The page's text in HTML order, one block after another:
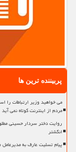
پربیننده ترین ها
می خواهید وزیر ارتباطات را
مردم از اینترنت کوتاه نمی آید
روایت دختر سردار حسینی
انگشتر
پیام تسلیت عارف به